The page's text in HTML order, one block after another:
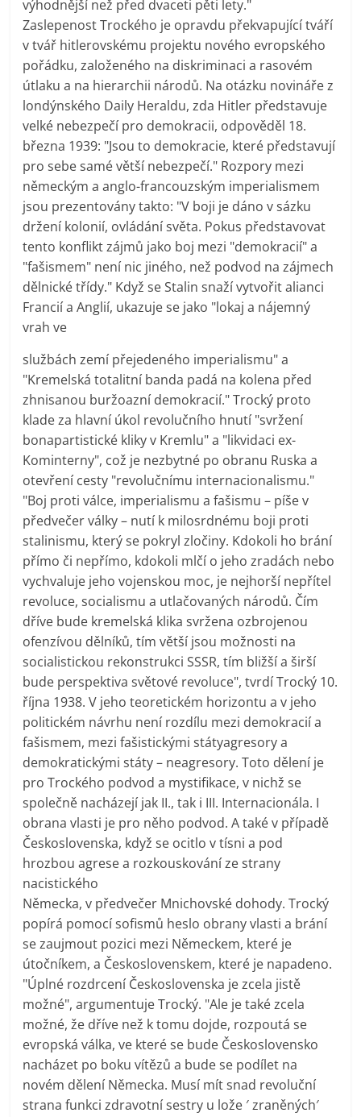
výhodnější než před dvaceti pěti lety."
Zaslepenost Trockého je opravdu překvapující tváří
v tvář hitlerovskému projektu nového evropského
pořádku, založeného na diskriminaci a rasovém
útlaku a na hierarchii národů. Na otázku novináře z
londýnského Daily Heraldu, zda Hitler představuje
velké nebezpečí pro demokracii, odpověděl 18.
března 1939: "Jsou to demokracie, které představují
pro sebe samé větší nebezpečí." Rozpory mezi
německým a anglo-francouzským imperialismem
jsou prezentovány takto: "V boji je dáno v sázku
držení kolonií, ovládání světa. Pokus představovat
tento konflikt zájmů jako boj mezi "demokracií" a
"fašismem" není nic jiného, než podvod na zájmech
dělnické třídy." Když se Stalin snaží vytvořit alianci
Francií a Anglií, ukazuje se jako "lokaj a nájemný
vrah ve
službách zemí přejedeného imperialismu" a
"Kremelská totalitní banda padá na kolena před
zhnisanou buržoazní demokracií." Trocký proto
klade za hlavní úkol revolučního hnutí "svržení
bonapartistické kliky v Kremlu" a "likvidaci ex-
Kominterny", což je nezbytné po obranu Ruska a
otevření cesty "revolučnímu internacionalismu."
"Boj proti válce, imperialismu a fašismu – píše v
předvečer války – nutí k milosrdnému boji proti
stalinismu, který se pokryl zločiny. Kdokoli ho brání
přímo či nepřímo, kdokoli mlčí o jeho zradách nebo
vychvaluje jeho vojenskou moc, je nejhorší nepřítel
revoluce, socialismu a utlačovaných národů. Čím
dříve bude kremelská klika svržena ozbrojenou
ofenzívou dělníků, tím větší jsou možnosti na
socialistickou rekonstrukci SSSR, tím bližší a širší
bude perspektiva světové revoluce", tvrdí Trocký 10.
října 1938. V jeho teoretickém horizontu a v jeho
politickém návrhu není rozdílu mezi demokracií a
fašismem, mezi fašistickými státyagresory a
demokratickými státy – neagresory. Toto dělení je
pro Trockého podvod a mystifikace, v nichž se
společně nacházejí jak II., tak i III. Internacionála. I
obrana vlasti je pro něho podvod. A také v případě
Československa, když se ocitlo v tísni a pod
hrozbou agrese a rozkouskování ze strany
nacistického
Německa, v předvečer Mnichovské dohody. Trocký
popírá pomocí sofismů heslo obrany vlasti a brání
se zaujmout pozici mezi Německem, které je
útočníkem, a Československem, které je napadeno.
"Úplné rozdrcení Československa je zcela jistě
možné", argumentuje Trocký. "Ale je také zcela
možné, že dříve než k tomu dojde, rozpoutá se
evropská válka, ve které se bude Československo
nacházet po boku vítězů a bude se podílet na
novém dělení Německa. Musí mít snad revoluční
strana funkci zdravotní sestry u lože ′ zraněných′